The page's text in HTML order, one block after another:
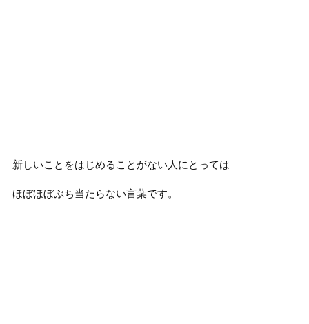
新しいことをはじめることがない人にとっては
ほぼほぼぶち当たらない言葉です。